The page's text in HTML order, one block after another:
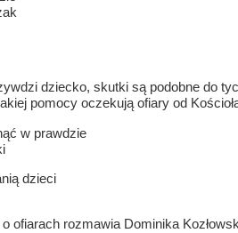
dziecko, skutki są podobne do
pomocy oczekują ofiary od
w prawdzie
dzieci
ofiarach rozmawia Dominika